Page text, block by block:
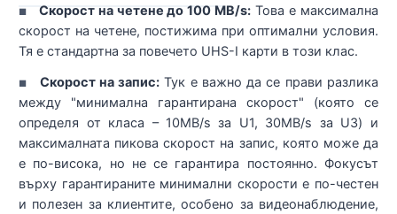
■ Скорост на четене до 100 MB/s: Това е максимална
скорост на четене, постижима при оптимални условия.
Тя е стандартна за повечето UHS-I карти в този клас.
■ Скорост на запис: Тук е важно да се прави разлика
между "минимална гарантирана скорост" (която се
определя от класа – 10MB/s за U1, 30MB/s за U3) и
максималната пикова скорост на запис, която може да
е по-висока, но не се гарантира постоянно. Фокусът
върху гарантираните минимални скорости е по-честен
и полезен за клиентите, особено за видеонаблюдение,